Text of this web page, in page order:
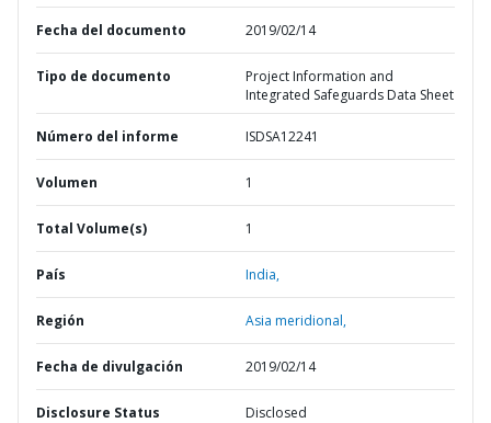
Fecha del documento 2019/02/14
Tipo de documento
Project Information and
Integrated Safeguards Data Sheet
Número del informe ISDSA12241
Volumen 1
Total Volume(s) 1
País India,
Región Asia meridional,
Fecha de divulgación 2019/02/14
Disclosure Status Disclosed